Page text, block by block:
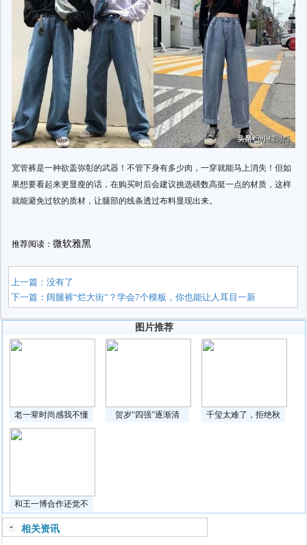
宽管裤是一种欲盖弥彰的武器！不管下身有多少肉，一穿就能马上消失！但如
果想要看起来更显瘦的话，在购买时后会建议挑选磅数高挺一点的材质，这样
就能避免过软的质材，让腿部的线条透过布料显现出来。
推荐阅读： 微软雅黑
上一篇：没有了
下一篇： 阔腿裤“烂大街”？学会7个模板，你也能让人耳目一新
图片推荐
老一辈时尚感我不懂 贺岁“四强”逐渐清 千玺太难了，拒绝秋
和王一博合作还觉不
相关资讯